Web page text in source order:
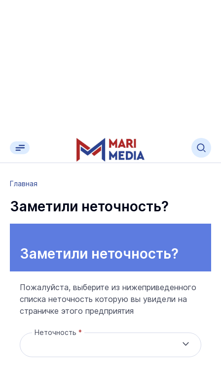
Главная
Заметили неточность?
Заметили неточность?
Пожалуйста, выберите из нижеприведенного
списка неточность которую вы увидели на
страничке этого предприятия
Неточность